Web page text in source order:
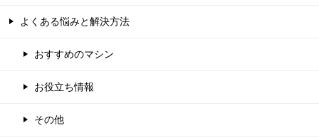
よくある悩みと解決方法
おすすめのマシン
お役立ち情報
その他